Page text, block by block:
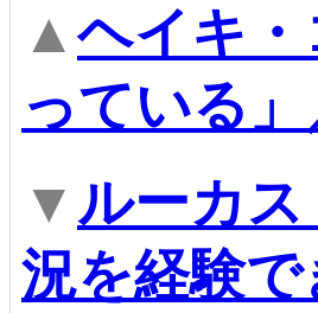
▲ヘイキ
っている
▼ ルーカ
況を経験